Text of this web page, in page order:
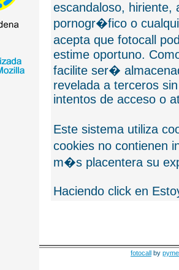
escandaloso, hiriente,
pornogr�fico o
acepta que fotocall
estime oportuno.
facilite ser�
revelada a terceros
intentos de acceso o
Este sistema utiliza
cookies no contienen
m�s placentera su
Haciendo click en
fotocall by